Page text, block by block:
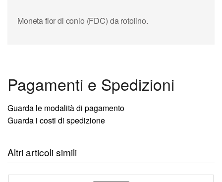
Moneta fior di conio (FDC) da rotolino.
Pagamenti e Spedizioni
Guarda le modalità di pagamento
Guarda i costi di spedizione
Altri articoli simili